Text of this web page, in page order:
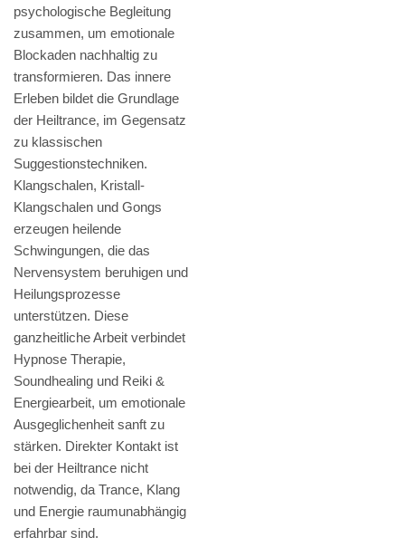
psychologische Begleitung
zusammen, um emotionale
Blockaden nachhaltig zu
transformieren. Das innere
Erleben bildet die Grundlage
der Heiltrance, im Gegensatz
zu klassischen
Suggestionstechniken.
Klangschalen, Kristall-
Klangschalen und Gongs
erzeugen heilende
Schwingungen, die das
Nervensystem beruhigen und
Heilungsprozesse
unterstützen. Diese
ganzheitliche Arbeit verbindet
Hypnose Therapie,
Soundhealing und Reiki &
Energiearbeit, um emotionale
Ausgeglichenheit sanft zu
stärken. Direkter Kontakt ist
bei der Heiltrance nicht
notwendig, da Trance, Klang
und Energie raumunabhängig
erfahrbar sind.